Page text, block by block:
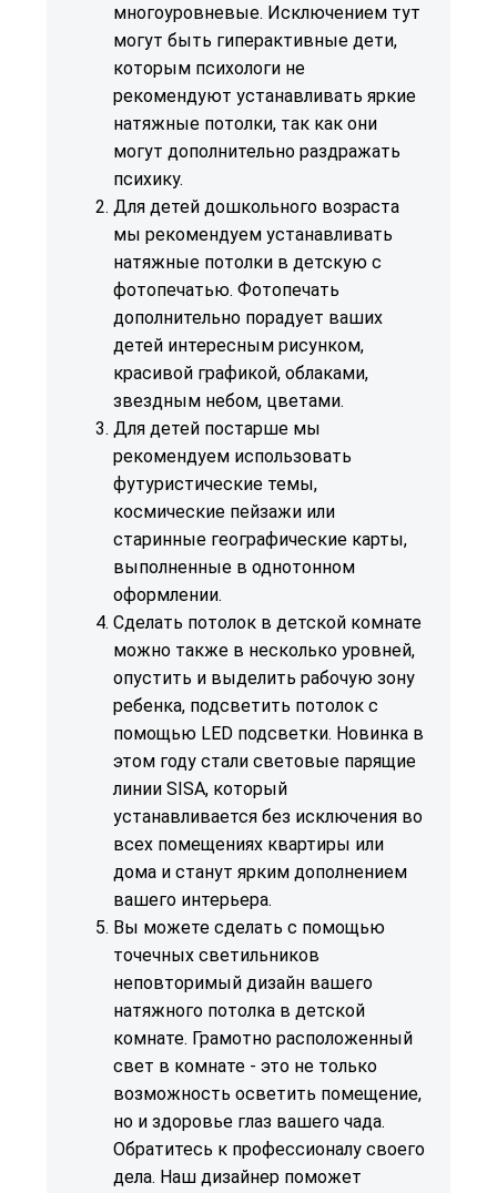
многоуровневые. Исключением тут
могут быть гиперактивные дети,
которым психологи не
рекомендуют устанавливать яркие
натяжные потолки, так как они
могут дополнительно раздражать
психику.
Для детей дошкольного возраста
мы рекомендуем устанавливать
натяжные потолки в детскую с
фотопечатью. Фотопечать
дополнительно порадует ваших
детей интересным рисунком,
красивой графикой, облаками,
звездным небом, цветами.
Для детей постарше мы
рекомендуем использовать
футуристические темы,
космические пейзажи или
старинные географические карты,
выполненные в однотонном
оформлении.
Сделать потолок в детской комнате
можно также в несколько уровней,
опустить и выделить рабочую зону
ребенка, подсветить потолок с
помощью LED подсветки. Новинка в
этом году стали световые парящие
линии SISA, который
устанавливается без исключения во
всех помещениях квартиры или
дома и станут ярким дополнением
вашего интерьера.
Вы можете сделать с помощью
точечных светильников
неповторимый дизайн вашего
натяжного потолка в детской
комнате. Грамотно расположенный
свет в комнате - это не только
возможность осветить помещение,
но и здоровье глаз вашего чада.
Обратитесь к профессионалу своего
дела. Наш дизайнер поможет